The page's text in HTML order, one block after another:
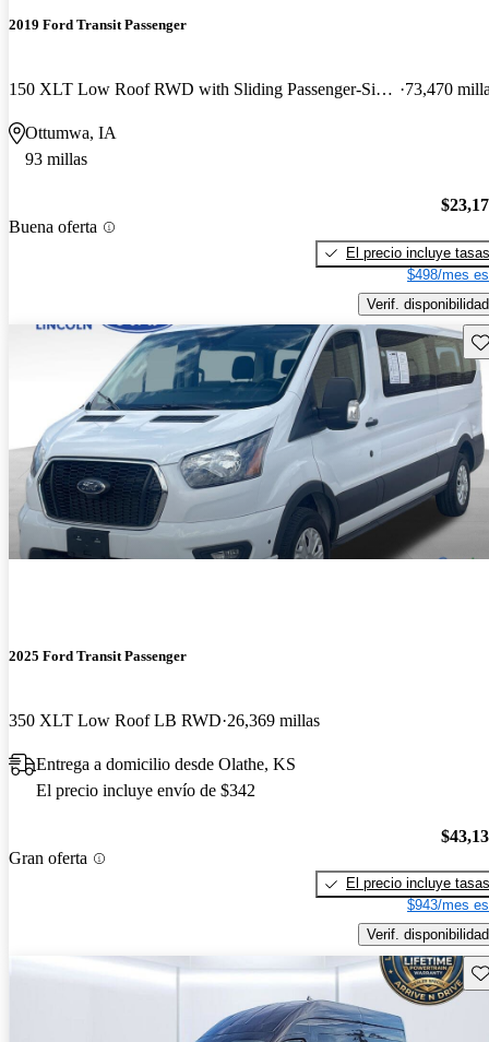
2019 Ford Transit Passenger
150 XLT Low Roof RWD with Sliding Passenger-Side Door 73,470
Ottumwa, IA
93 millas
Buena oferta
El precio incluye tasas
$498/mes
Verif. disponibilidad
2025 Ford Transit Passenger
350 XLT Low Roof LB RWD 26,369 millas
Entrega a domicilio desde Olathe, KS
El precio incluye envío de $342
Gran oferta
El precio incluye tasas
$943/mes
Verif. disponibilidad